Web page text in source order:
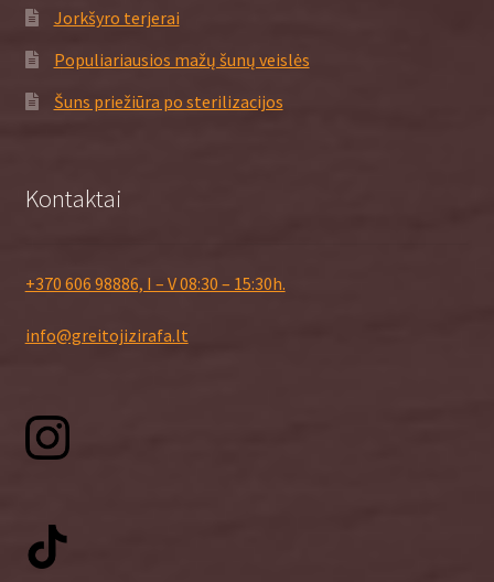
Jorkšyro terjerai
Populiariausios mažų šunų veislės
Šuns priežiūra po sterilizacijos
Kontaktai
+370 606 98886, I – V 08:30 – 15:30h.
info@greitojizirafa.lt